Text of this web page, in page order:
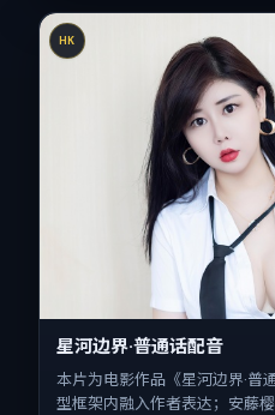
HK
星河边界·普通话配音
本片为电影作品《星河边界·普
型框架内融入作者表达；安藤